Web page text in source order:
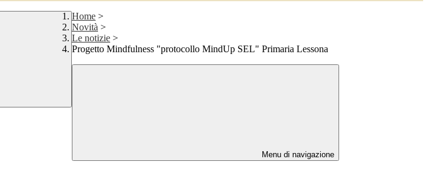
Home >
Novità >
Le notizie >
Progetto Mindfulness "protocollo MindUp SEL" Primaria Lessona
Menu di navigazione